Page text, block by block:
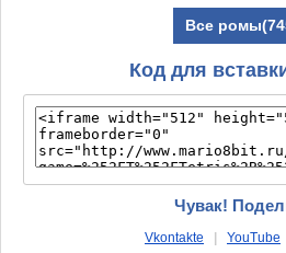
Tetris (J) [b3].nes
Tetris (J) [o2].nes
13.Tetris (J) [o3].nes
14.Tetris (J).nes
15.Tetris (U) [b1].nes
Tetris (U)
Tetris (U) [b2].nes
Все
Код для
Чувак!
Vkontakte YouTube